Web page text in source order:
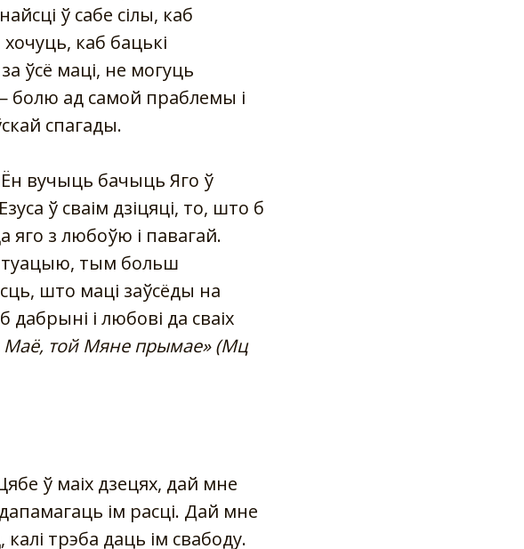
ў сабе сілы, каб
каб бацькі
ўсё маці, не могуць
болю ад самой праблемы і
спагады.
вучыць бачыць Яго ў
ў сваім дзіцяці, то, што б
яго з любоўю і павагай.
тым больш
што маці заўсёды на
дабрыні і любові да сваіх
Маё, той Мяне прымае» (Мц
ў маіх дзецях, дай мне
ім расці. Дай мне
трэба даць ім свабоду.